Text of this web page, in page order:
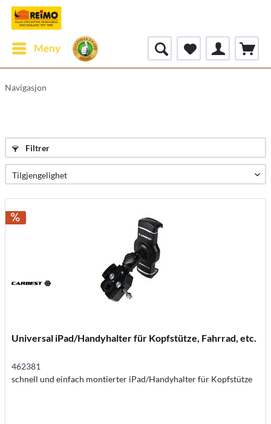
Meny
Navigasjon
Filtrer
Universal iPad/Handyhalter für Kopfstütze, Fahrrad, etc.
462381
schnell und einfach montierter iPad/Handyhalter für Kopfstütze